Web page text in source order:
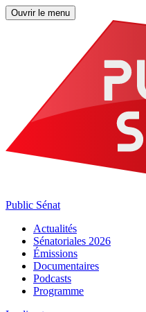
Ouvrir le menu
Public Sénat
Actualités
Sénatoriales 2026
Émissions
Documentaires
Podcasts
Programme